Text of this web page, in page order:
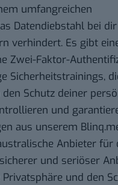
umfangreichen
Datendiebstahl bei
verhindert. Es gibt
Zwei-Faktor-
Sicherheitstrainings,
Schutz deiner
und
aus unserem
Anbieter für
und seriöser
und den